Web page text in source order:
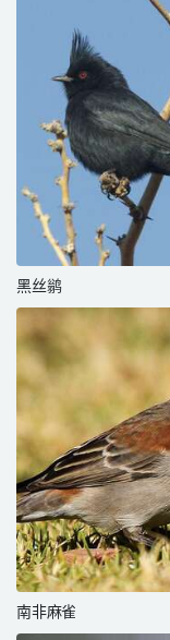
黑丝鹟
南非麻雀